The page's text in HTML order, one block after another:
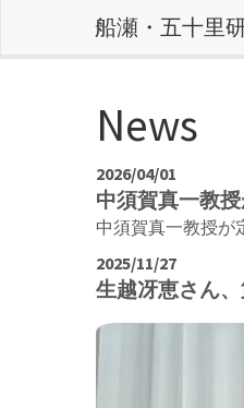
船瀬・五十里
News
2026/04/01
中須賀真一教
中須賀真一教授が
2025/11/27
生越冴恵さん